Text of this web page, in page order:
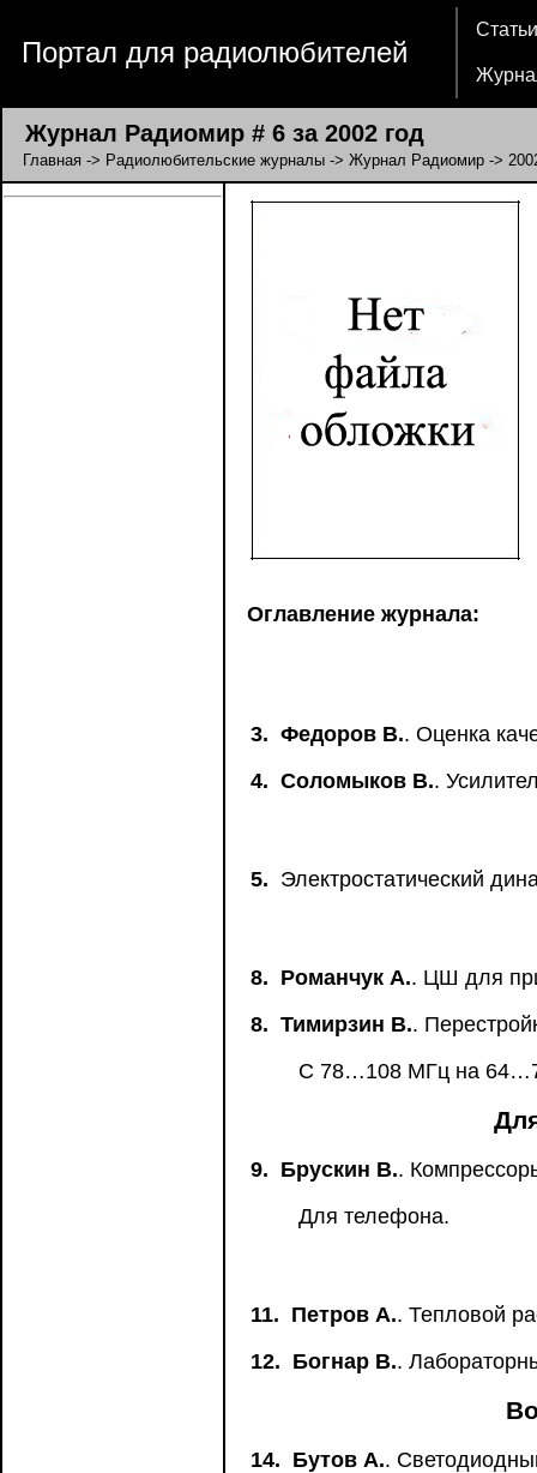
Портал для радиолюбителей
Статьи
Журнал Радиомир # 6 за 2002 год
Главная -> Радиолюбительские журналы -> Журнал Радиомир ->
Оглавление журнала:
3. Федоров В.. Оценка
4. Соломыков В..
5. Электростатический
8. Романчук А.. ЦШ для
8. Тимирзин В..
С 78…108 МГц на
9. Брускин В..
Для телефона.
11. Петров А.. Тепловой
12. Богнар В..
14. Бутов А..